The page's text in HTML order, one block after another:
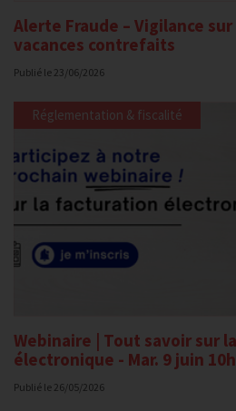
Alerte Fraude – Vigilance
vacances contrefaits
Publié le 23/06/2026
Webinaire | Tout savoir sur
électronique - Mar. 9 juin 10h
Publié le 26/05/2026
Réglementation & fiscalité